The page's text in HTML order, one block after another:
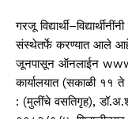
गरजू
संस्थेतर्फे करण्यात आले
जूनपासून ऑनलाईन
कार्यालयात (सकाळी ११
: (मुलींचे वसतिगृह),